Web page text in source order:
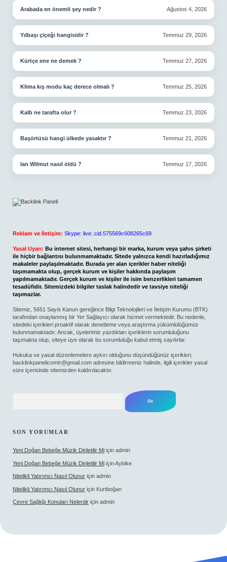
Arabada en önemli şey nedir ? Ağustos 4, 2026
Yılbaşı çiçeği hangisidir ? Temmuz 29, 2026
Kürtçe ene ne demek ? Temmuz 27, 2026
Klima kış modu kaç derece olmalı ? Temmuz 25, 2026
Kalb ne tarafta olur ? Temmuz 23, 2026
Başörtüsü hangi ülkede yasaktır ? Temmuz 21, 2026
Ian Wilmut nasıl öldü ? Temmuz 17, 2026
Reklam ve İletişim: Skype: live:.cid.575569c608265c69
Yasal Uyarı: Bu internet sitesi, herhangi bir marka, kurum veya şahıs şirketi
ile hiçbir bağlantısı bulunmamaktadır. Sitede yalnızca kendi hazırladığımız
makaleler paylaşılmaktadır. Burada yer alan içerikler haber niteliği
taşımamakta olup, gerçek kurum ve kişiler hakkında paylaşım
yapılmamaktadır. Gerçek kurum ve kişiler ile isim benzerlikleri tamamen
tesadüfidir. Sitemizdeki bilgiler taslak halindedir ve tavsiye niteliği
taşımazlar.
Sitemiz, 5651 Sayılı Kanun gereğince Bilgi Teknolojileri ve İletişim Kurumu (BTK)
tarafından onaylanmış bir Yer Sağlayıcı olarak hizmet vermektedir. Bu nedenle,
sitedeki içerikleri proaktif olarak denetleme veya araştırma yükümlülüğümüz
bulunmamaktadır. Ancak, üyelerimiz yazdıkları içeriklerin sorumluluğunu
taşımakta olup, siteye üye olarak bu sorumluluğu kabul etmiş sayılırlar.
Hukuka ve yasal düzenlemelere aykırı olduğunu düşündüğünüz içerikleri,
backlinkpanelicomtr@gmail.com adresine bildirmeniz halinde, ilgili içerikler yasal
süre içerisinde sitemizden kaldırılacaktır.
SON YORUMLAR
Yeni Doğan Bebeğe Müzik Dinletilir Mi için admin
Yeni Doğan Bebeğe Müzik Dinletilir Mi içinAybike
Nitelikli Yatırımcı Nasıl Olunur için admin
Nitelikli Yatırımcı Nasıl Olunur için Kurtboğan
Çevre Sağlığı Konuları Nelerdir için admin